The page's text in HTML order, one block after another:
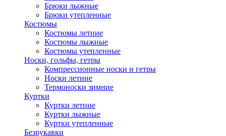
Брюки лыжные
Брюки утепленные
Костюмы
Костюмы летние
Костюмы лыжные
Костюмы утепленные
Носки, гольфы, гетры
Компрессионные носки и гетры
Носки летние
Термоноски зимние
Куртки
Куртки летние
Куртки лыжные
Куртки утепленные
Безрукавки